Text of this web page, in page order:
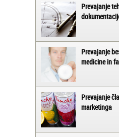
Prevajanje
Prevajanje
medicine in
Prevajanje
marketinga